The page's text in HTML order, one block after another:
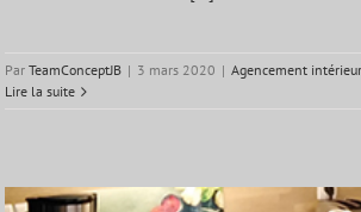
ParTeamConceptJB | 3 mars 2020 | Agencement intérieur
Lire la suite